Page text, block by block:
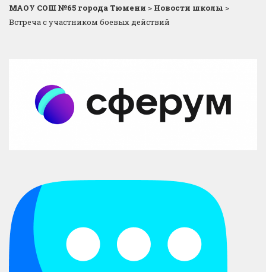
МАОУ СОШ №65 города Тюмени > Новости школы >
Встреча с участником боевых действий